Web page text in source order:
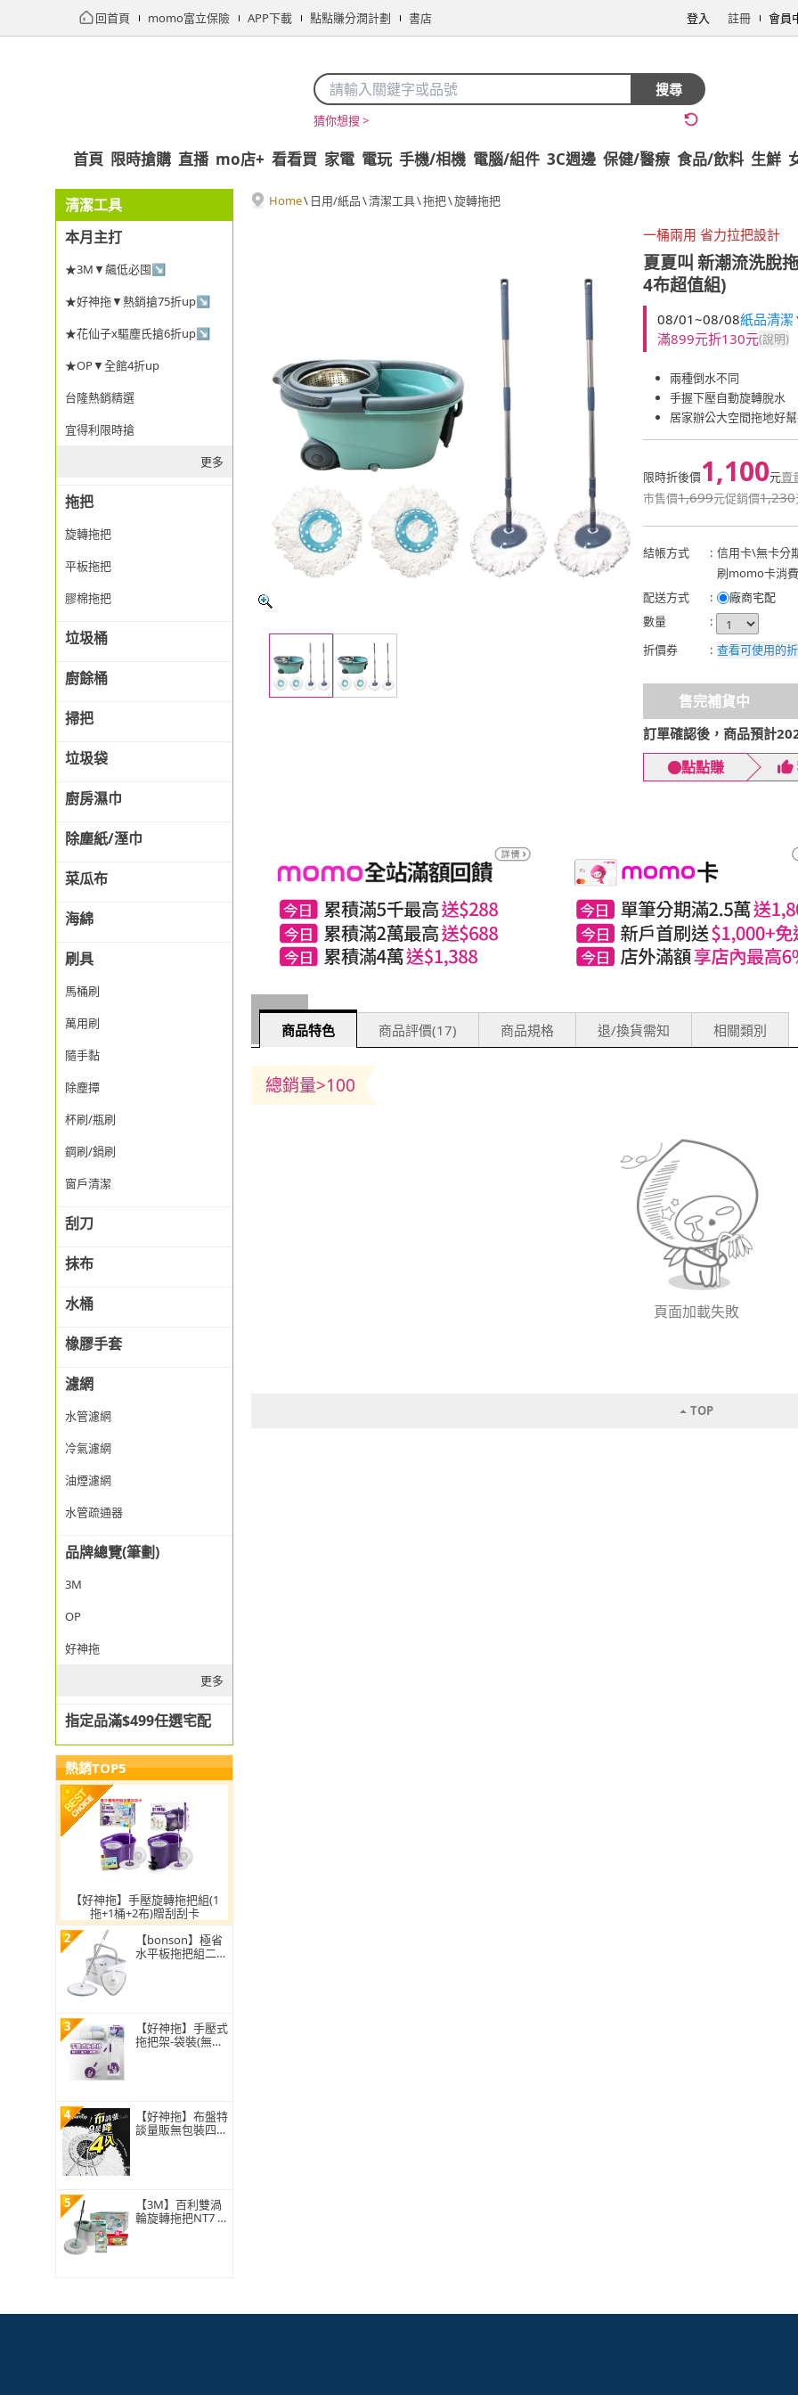
回首頁 momo富立保險 APP下載 點點賺分潤計劃 書店 登入 註冊 會員
搜尋
猜你想搜 >
首頁 限時搶購 直播 mo店+ 看看買 家電 電玩 手機/相機 電腦/組件 3C週邊 保健/醫療 食品/飲料 生鮮
清潔工具
本月主打
★3M▼飆低必囤↘
★好神拖▼熱銷搶75折up↘
★花仙子x驅塵氏搶6折up↘
★OP▼全館4折up
台隆熱銷精選
宜得利限時搶
更多
拖把
旋轉拖把
平板拖把
膠棉拖把
垃圾桶
廚餘桶
掃把
垃圾袋
廚房濕巾
除塵紙/溼巾
菜瓜布
海綿
刷具
馬桶刷
萬用刷
隨手黏
除塵撢
杯刷/瓶刷
鋼刷/鍋刷
窗戶清潔
刮刀
抹布
水桶
橡膠手套
濾網
水管濾網
冷氣濾網
油煙濾網
水管疏通器
品牌總覽(筆劃)
3M
OP
好神拖
更多
指定品滿$499任選宅配
熱銷TOP5
【好神拖】手壓旋轉拖把組(1
拖+1桶+2布)贈刮刮卡
2
【bonson】極省
水平板拖把組二代
3
【好神拖】手壓式
拖把架-袋裝(無附
4
【好神拖】布盤特
談量販無包裝四入
5
【3M】百利雙渦
輪旋轉拖把NT7 (1
Home\ 日用/紙品\清潔工具\拖把\旋轉拖把
一桶兩用 省力拉把設計
夏夏叫 新潮流洗脫
4布超值組)
08/01~08/08紙品清
滿899元折130元(說明)
兩種倒水不同
手握下壓自動旋轉脫水
居家辦公大空間拖地好
限時折後價1,100元賣
市售價1,699元促銷價1,230
結帳方式 : 信用卡\無卡分
刷momo卡消
配送方式
:
廠商宅配
數量
:
折價券
: 查看可使用的
售完補貨中
訂單確認後，商品預計
點點賺
商品特色 商品評價(17) 商品規格 退/換貨需知 相關類別
總銷量>100
頁面加載失敗
TOP